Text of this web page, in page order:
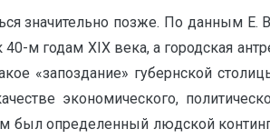
значительно позже. По данным
м годам XIX века, а городская
«запоздание» губернской
экономического,
был определенный людской